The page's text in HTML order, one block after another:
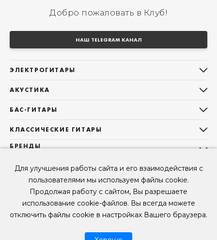
Для улучшения работы сайта и его взаимодействия с
пользователями мы используем файлы cookie.
Продолжая работу с сайтом, Вы разрешаете
использование cookie-файлов. Вы всегда можете
отключить файлы cookie в настройках Вашего браузера.
Добро пожаловать в Клуб!
НАШ TELEGRAM КАНАЛ
ЭЛЕКТРОГИТАРЫ
Telecaster
Les Paul
Superstrat
АКУСТИКА
Фолки (ОМ, 000, 00)
Гранд Аудиториум
Б/У, уцененные гитары
БАС-ГИТАРЫ
Precision Bass
Б/У, уцененные гитары
КЛАССИЧЕСКИЕ ГИТАРЫ
Все классические гитары
Б/У, уцененные гитары
БРЕНДЫ
Sigma Guitars
Enya Guitars
Fender
Gibson
Контакты
Мы в Telegram
Мы в ВК
Мы в YouTube